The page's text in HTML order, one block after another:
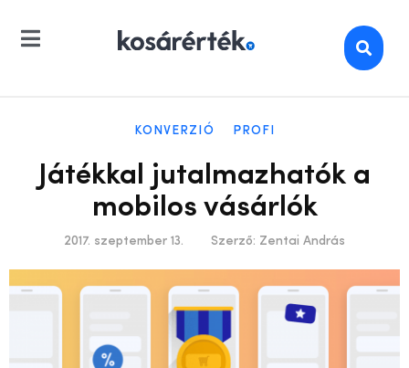
KONVERZIÓ PROFI
Játékkal jutalmazhatók a
mobilos vásárlók
2017. szeptember 13. Szerző: Zentai András